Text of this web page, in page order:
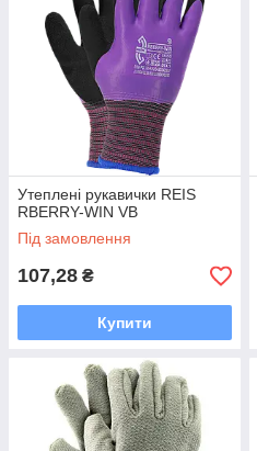
Утеплені рукавички REIS
RBERRY-WIN VB
Під замовлення
107,28 ₴
Купити